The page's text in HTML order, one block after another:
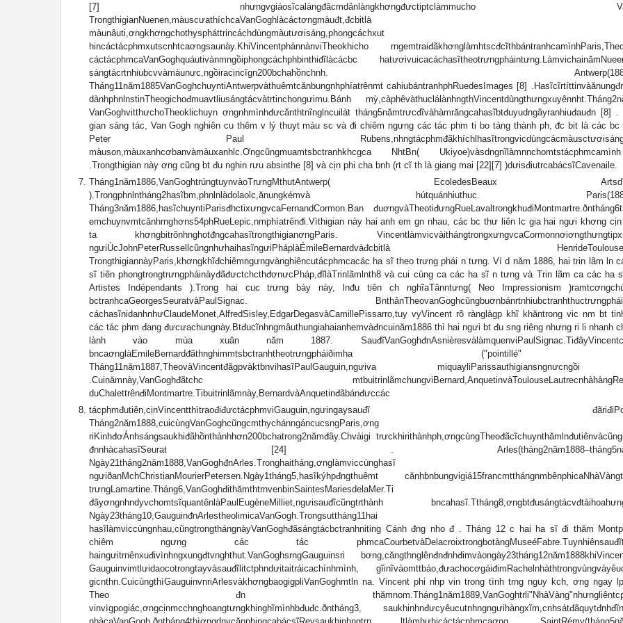
[7] nhưngvgiáosĩcalàngđãcmdânlàngkhơngđưctiptclàmmucho
TrongthigianNuenen,màuscưathíchcaVanGoghlàcáctơngmàuđt,đcbitlà
màunâuti,ơngkhơngchothyspháttrincáchdùngmàutươisáng,phongcáchxut
hincáctácphmxutscnhtcaơngsaunày.KhiVincentphànnànviTheokhicho
cáctácphmcaVanGoghquáutivànmngồiphongcáchphbinthiđĩlàcácbc
sángtácrtnhiubcvvàmàunưc,ngồiracịncĩgn200bchahồnchnh.
Tháng11năm1885VanGoghchuyntiAntwerpvàthuêmtcănbungnhphíatrênmt cahiubántranhphRuedesImages [8]
dànhphnlnstinTheogichođmuavtliusángtácvàtrtinchongưimu.Bánh
VanGoghvitthưchoTheoklichuyn ơngnhmìnhđưcănthtnĩnglncuilàt tháng5nămtrưcđĩvàhàmrăngcahasĩbtđuyudngâyranhiuđauđn [8]
gian sáng tác, Van Gogh nghiên cu thêm v lý thuyt màu sc và đi chiêm ngưng các tác phm ti bo tàng thành ph, đc bit là các bc
Peter Paul
màuson,màuxanhcơbanvàmàuxanhlc.Ơngcũngmuamtsbctranhkhcgca NhtBn(
.Trongthigian này ơng cũng bt đu nghin rưu absinthe [8] và cịn phi cha bnh (rt cĩ th là giang mai [22][7] )dưisđiutrcabácsĩCavenaile.
Tháng1năm1886,VanGoghtrúngtuynvàoTrưngMthutAntwerp( EcoledesBeaux
).Trongphnlntháng2hasĩbm,phnlnlàdolaolc,ănungkémvà hútquánhiuthuc.
Tháng3năm1886,hasĩchuyntiParisđhctixưngvcaFernandCormon.Ban
emchuynvmtcănhrnghơns54phRueLepic,nmphíatrênđi.Vìthigian này hai anh em gn nhau, các bc thư liên lc gia hai ngưi khơng
ta khơngbitrõnhnghotđngcahasĩtrongthigianơngParis.
ngưiÚcJohnPeterRussellcũngnhưhaihasĩngưiPháplàÉmileBernardvàđcbitlà
TrongthigiannàyParis,khơngkhĩđchiêmngưngvànghiêncutácphmcacác ha sĩ theo trưng phái n tưng. Ví d năm 1886, hai trin lãm ln
sĩ tiên phongtrongtrưngpháinàyđãđưctchcthđơnưcPháp,đĩlàTrinlãmlnth8 và cui cùng ca các ha sĩ n tưng và Trin lãm ca các ha
Artistes Indépendants ).Trong hai cuc trưng bày này, lnđu tiên ch nghĩaTânntưng( Neo Impressionism
bctranhcaGeorgesSeuratvàPaulSignac.
cáchasĩnidanhnhưClaudeMonet,AlfredSisley,EdgarDegasvàCamillePissarro,tuy vyVincent rõ rànglàgp khĩ khăntrong vic nm bt
các tác phm đang đưcưachungnày.Btđucĩnhngmâuthungiahaianhemvàđncuinăm1886 thì hai ngưi bt đu sng riêng nhưng ri li nhanh
lành vào mùa xuân năm 1887.
bncaơnglàEmileBernardđãthnghimmtsbctranhtheotrưngpháiðimha
Tháng11năm1887,TheovàVincentđãgpvàktbnvihasĩPaulGauguin,ngưiva
.Cuinămnày,VanGoghđãtchc
duChalettrênđiMontmartre.Tibuitrinlãmnày,BernardvàAnquetinđãbánđưccác
tácphmđutiên,cịnVincentthìtraođiđưctácphmviGauguin,ngưingaysauđĩ
Tháng2năm1888,cuicùngVanGoghcũngcmthychánngáncucsngParis,ơng
riKinhđơÁnhsángsaukhiđãhồnthànhhơn200bchatrong2nămđây.Chvàigi
đnnhàcahasĩSeurat [24] .
Ngày21tháng2năm1888,VanGoghđnArles.Tronghaitháng,ơnglàmviccùnghasĩ
ngưiðanMchChristianMourierPetersen.Ngày1tháng5,hasĩkýhpđngthuêmt
trưngLamartine.Tháng6,VanGoghđithămthtrnvenbinSaintesMariesdelaMer.Ti
đâyơngnhndyvchomtsĩquantênlàPaulEugèneMilliet,ngưisauđĩcũngtrthành
Ngày23tháng10,GauguinđnArlestheolimicaVanGogh.Trongsuttháng11hai
hasĩlàmviccùngnhau,cũngtrongthángnàyVanGoghđãsángtácbctranhniting Cánh đng nho đ . Tháng 12 c hai ha sĩ đi thăm
chiêm ngưng các tác
haingưitrnênxuđivìnhngxungđtvnghthut.VanGoghsrngGauguinsri
Gauguinvimtlưidaocotrongtayvàsauđĩlitctphndưitaitráicachínhmình,
gicnthn.CuicùngthìGauguinvnriArlesvàkhơngbaogigpliVanGoghmtln na. Vincent phi nhp vin trong tình trng nguy kch, ơng ngay
Theo đn
vinvìgpogiác,ơngcịnmcchnghoangtưngkhinghĩmìnhbđuđc.ðntháng3,